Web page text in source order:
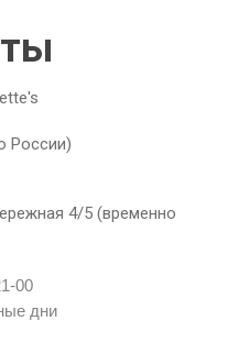
00
дни
России)
4/5 (временно